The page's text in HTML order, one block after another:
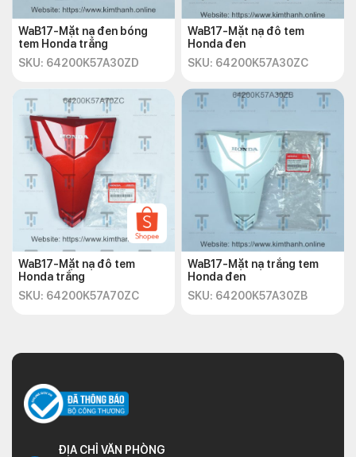
WaB17-Mặt nạ đen bóng
tem Honda trắng
SKU: 64200K57A30ZD
WaB17-Mặt nạ đô tem
Honda đen
SKU: 64200K57A30ZC
WaB17-Mặt nạ đô tem
Honda trắng
SKU: 64200K57A70ZC
WaB17-Mặt nạ trắng tem
Honda đen
SKU: 64200K57A30ZB
ĐỊA CHỈ VĂN PHÒNG